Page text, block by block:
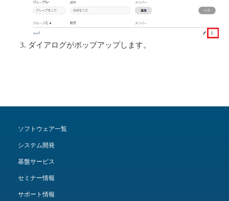
ダイアログがポップアップします。
ソフトウェア一覧
システム開発
基盤サービス
セミナー情報
サポート情報